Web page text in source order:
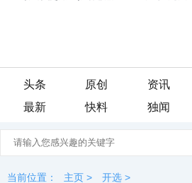
头条 原创 资讯
最新
快料 独闻
当前位置： 主页 > 开选 >